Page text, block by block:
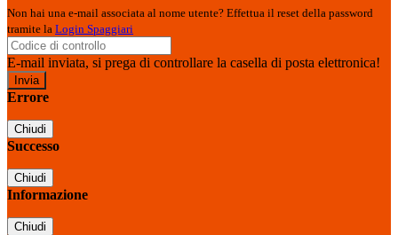
Non hai una e-mail associata al nome utente? Effettua il reset della password
tramite la Login Spaggiari
E-mail inviata, si prega di controllare la casella di posta elettronica!
Errore
Chiudi
Successo
Chiudi
Informazione
Chiudi